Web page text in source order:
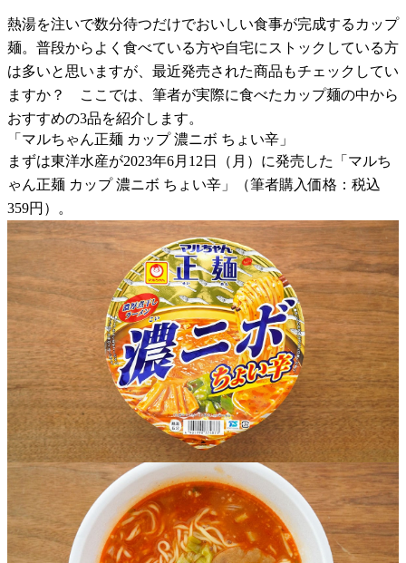
熱湯を注いで数分待つだけでおいしい食事が完成するカップ
麺。普段からよく食べている方や自宅にストックしている方
は多いと思いますが、最近発売された商品もチェックしてい
ますか？ ここでは、筆者が実際に食べたカップ麺の中から
おすすめの3品を紹介します。
「マルちゃん正麺 カップ 濃ニボ ちょい辛」
まずは東洋水産が2023年6月12日（月）に発売した「マルち
ゃん正麺 カップ 濃ニボ ちょい辛」（筆者購入価格：税込
359円）。